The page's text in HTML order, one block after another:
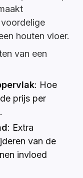
houten vloer.
van een
: Hoe
prijs per
: Extra
van de
invloed